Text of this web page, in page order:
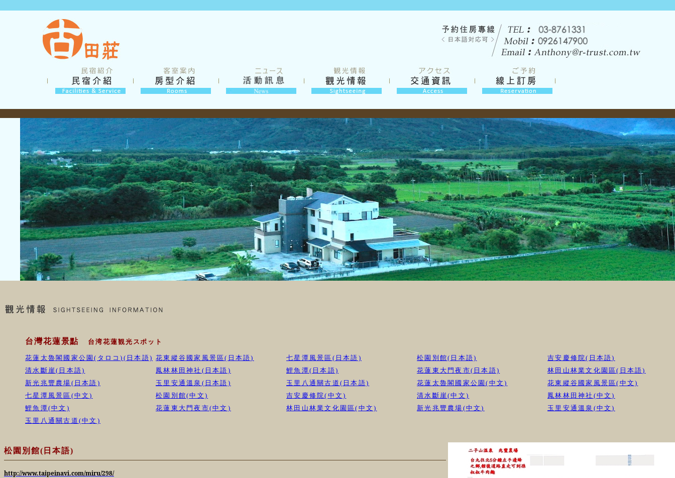
台灣花蓮景點 台湾花蓮観光スポット
花蓮太魯閣國家公園(タロコ)(日本語) 花東縱谷國家風景區(日本語) 七星潭風景區(日本語) 松園別館(日本語)
吉安慶修院(日本語)
清水斷崖(日本語)
鳳林林田神社(日本語) 鯉魚潭(日本語) 花蓮東大門夜市(日本語)
林田山林業文化園區(日本語)
新光兆豐農場(日本語)
玉里安通溫泉(日本語) 玉里八通關古道(日本語) 花蓮太魯閣國家公園(中文)
花東縱谷國家風景區(中文)
七星潭風景區(中文)
松園別館(中文) 吉安慶修院(中文) 清水斷崖(中文)
鳳林林田神社(中文)
鯉魚潭(中文)
花蓮東大門夜市(中文) 林田山林業文化園區(中文) 新光兆豐農場(中文)
玉里安通溫泉(中文)
玉里八通關古道(中文)
松園別館(日本語)
http://www.taipeinavi.com/miru/298/